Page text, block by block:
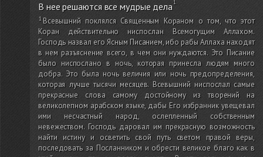
В нее решаются все мудрые дела
Всевышний поклялся Священным Кораном о том, что этот
Коран действительно ниспослан Всемогущим Аллахом.
Господь назвал его Ясным Писанием, ибо рабы Аллаха находят
в нем разъяснение всего, в чем они нуждаются. Это Писание
было ниспослано в ночь, которая принесла людям много
добра. Это была ночь величия или ночь предопределения,
которая лучше тысячи месяцев. Всевышний ниспослал самые
прекрасные слова самому достойному из творений на
великолепном арабском языке, дабы Его избранник увещевал
ими несчастный народ, ослепленный собственным
невежеством. Господь даровал им прекрасную возможность
найти истину и осветить свой путь светом правой веры,
последовать за Посланником и обрести великое благо как в